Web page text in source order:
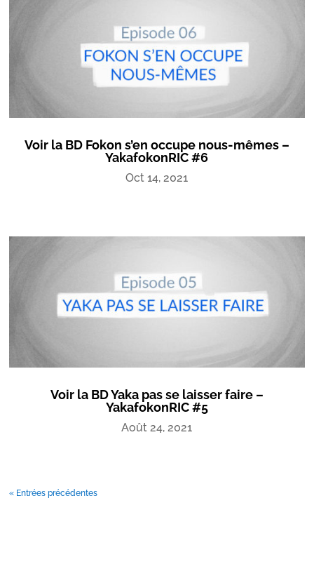
Voir la BD Fokon s’en occupe nous-mêmes –
YakafokonRIC #6
Oct 14, 2021
Voir la BD Yaka pas se laisser faire –
YakafokonRIC #5
Août 24, 2021
« Entrées précédentes